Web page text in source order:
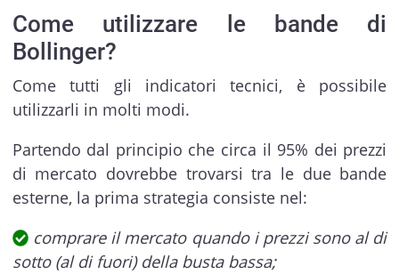
Come utilizzare le bande di
Bollinger?
Come tutti gli indicatori tecnici, è possibile
utilizzarli in molti modi.
Partendo dal principio che circa il 95% dei prezzi
di mercato dovrebbe trovarsi tra le due bande
esterne, la prima strategia consiste nel:
comprare il mercato quando i prezzi sono al di
sotto (al di fuori) della busta bassa;